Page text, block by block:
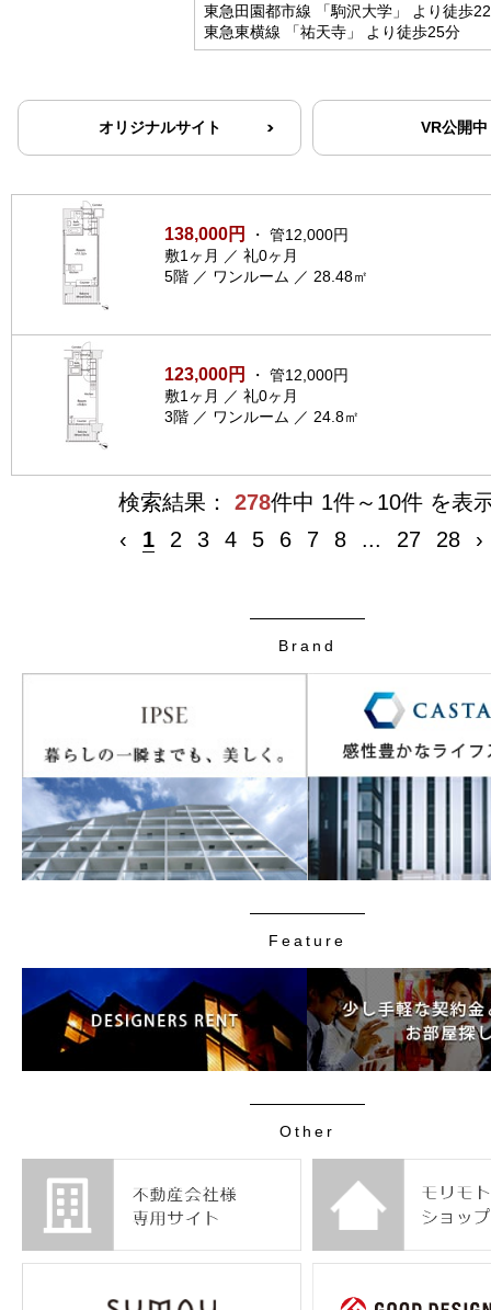
東急田園都市線 「駒沢大学」 より徒歩
東急東横線 「祐天寺」 より徒歩25分
オリジナルサイト VR公開中
138,000円
・ 管12,000円
敷1ヶ月 ／ 礼0ヶ月
5階 ／ ワンルーム ／ 28.48㎡
123,000円
・ 管12,000円
敷1ヶ月 ／ 礼0ヶ月
3階 ／ ワンルーム ／ 24.8㎡
検索結果： 278件中 1件～10件 を表
‹
1 2 3 4 5 6 7 8 ... 27 28 ›
Brand
Feature
Other